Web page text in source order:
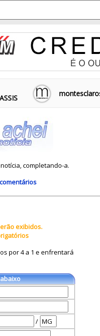
completando-a.
exibidos.
por 4 a 1 e enfrentará
/